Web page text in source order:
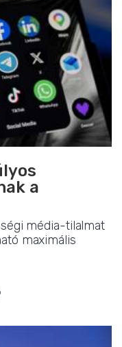
a
média-tilalmat
maximális